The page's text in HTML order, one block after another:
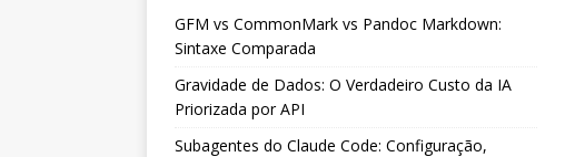
GFM vs CommonMark vs Pandoc Markdown:
Sintaxe Comparada
Gravidade de Dados: O Verdadeiro Custo da IA
Priorizada por API
Subagentes do Claude Code: Configuração,